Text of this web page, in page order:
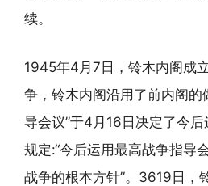
续。
1945年4月7日，铃木内阁成
争，铃木内阁沿用了前内阁的
导会议”于4月16日决定了今后
规定:“今后运用最高战争指导
战争的根本方针”。3619日，